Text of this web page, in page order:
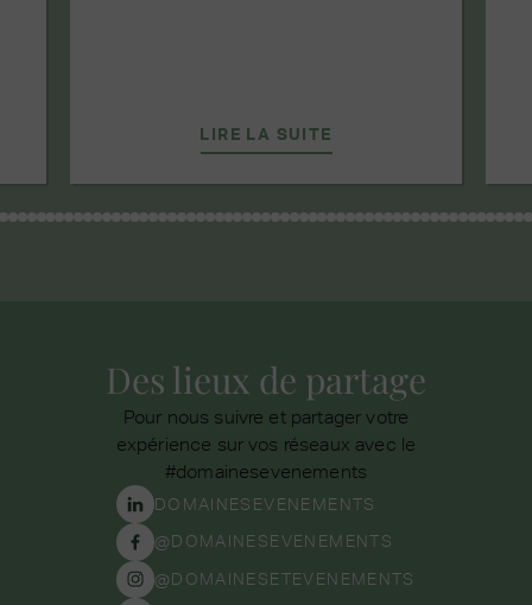
LIRE LA SUITE
Des lieux de partage
Pour nous suivre et partager votre
expérience sur vos réseaux avec le
#domainesevenements
DOMAINESEVENEMENTS
@DOMAINESEVENEMENTS
@DOMAINESETEVENEMENTS